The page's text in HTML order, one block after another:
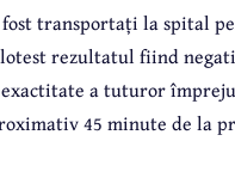
transportați la spital
rezultatul fiind
a tuturor
45 minute de la